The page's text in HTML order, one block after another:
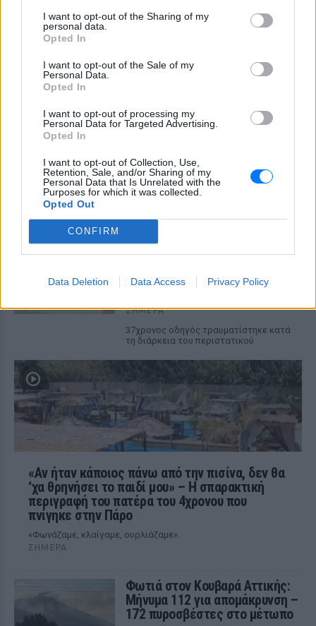
I want to opt-out of the Sharing of my
personal data.
Opted In
I want to opt-out of the Sale of my
Personal Data.
Opted In
I want to opt-out of processing my
Personal Data for Targeted Advertising.
Opted In
I want to opt-out of Collection, Use,
Retention, Sale, and/or Sharing of my
Personal Data that Is Unrelated with the
Purposes for which it was collected.
Opted Out
CONFIRM
Data Deletion Data Access Privacy Policy
είναι νόμιμα, κάθε μέρα
Τι δήλωσαν ο συνήγορος του ιδιοκτήτη,
Χάρης Αμπραζής, και ο ίδιος ο
Πάτρα: Παιδί 2,5 ετών έπεσε
από μπαλκόνι – Δέντρο
ΣΉΜΕΡΑ
Οι αρμόδιες υπηρεσίες κινητοποιήθηκαν
άμεσα και το παιδί μεταφέρθηκε στο
με βίντεο ντοκουμέντο –
κλεμμένο Ι.Χ. αφού έσπασαν το
ΣΉΜΕΡΑ
37χρονος οδηγός τραυματίστηκε κατά
τη διάρκεια του περιστατικού
«Αν ήταν κάποιος πάνω από την πισίνα, δεν θα
‘χα θρηνήσει το παιδί μου» – Η σπαρακτική
περιγραφή του πατέρα του 4χρονου που
πνίγηκε στην Πάρο
«Φωνάζαμε, κλαίγαμε, ουρλιάζαμε»
ΣΉΜΕΡΑ
Φωτιά στον Κουβαρά Αττικής:
Μήνυμα 112 για απομάκρυνση –
172 πυροσβέστες στο μέτωπο